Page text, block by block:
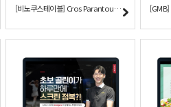
[비노쿠스테이블] Cros Parantoux 와인 [GMB]